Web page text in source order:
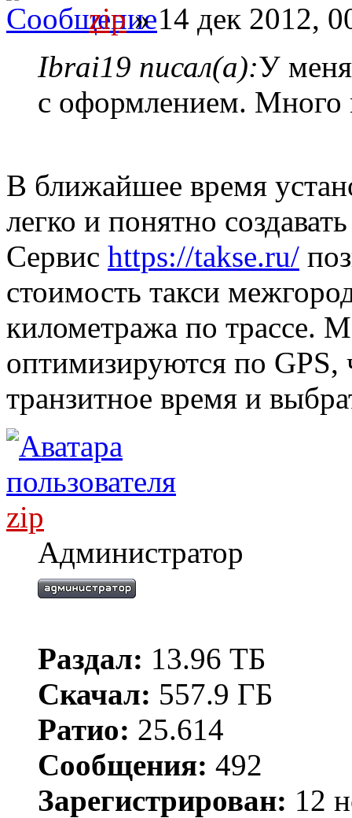
zip» 14 дек 2012,
Ibrai19 писал(а):У
с оформлением. Много
В ближайшее время
легко и понятно
Сервис https://takse.ru/
стоимость такси
километража по трассе.
оптимизируются по GPS,
транзитное время и
zip
Администратор
Раздал: 13.96 ТБ
Скачал: 557.9 ГБ
Ратио: 25.614
Сообщения: 492
Зарегистрирован: 12